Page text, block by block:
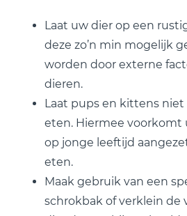
Laat uw dier op een
deze zo’n min mogelijk
worden door externe
dieren.
Laat pups en kittens
eten. Hiermee voorkomt
op jonge leeftijd
eten.
Maak gebruik van een
schrokbak of verklein de